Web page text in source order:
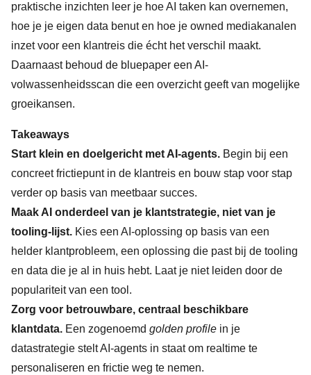
praktische inzichten leer je hoe AI taken kan overnemen,
hoe je je eigen data benut en hoe je owned mediakanalen
inzet voor een klantreis die écht het verschil maakt.
Daarnaast behoud de bluepaper een AI-
volwassenheidsscan die een overzicht geeft van mogelijke
groeikansen.
Takeaways
Start klein en doelgericht met AI-agents. Begin bij een
concreet frictiepunt in de klantreis en bouw stap voor stap
verder op basis van meetbaar succes.
Maak AI onderdeel van je klantstrategie, niet van je
tooling-lijst. Kies een AI-oplossing op basis van een
helder klantprobleem, een oplossing die past bij de tooling
en data die je al in huis hebt. Laat je niet leiden door de
populariteit van een tool.
Zorg voor betrouwbare, centraal beschikbare
klantdata. Een zogenoemd golden profile in je
datastrategie stelt AI-agents in staat om realtime te
personaliseren en frictie weg te nemen.